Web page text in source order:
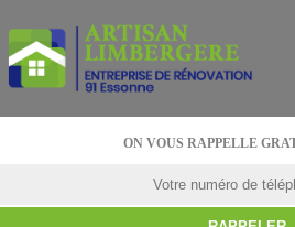
ON VOUS RAPPELLE